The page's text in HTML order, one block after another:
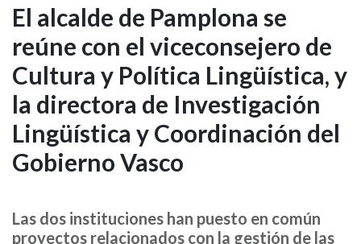
El
alcalde
de
Pamplona
se
con
El alcalde de Pamplona se
reúne con el viceconsejero de
Cultura y Política Lingüística, y
la directora de Investigación
Lingüística y Coordinación del
Gobierno Vasco
Las dos instituciones han puesto en común
proyectos relacionados con la gestión de las